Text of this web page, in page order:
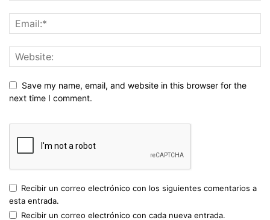
Save my name, email, and website in this browser for the
next time I comment.
Recibir un correo electrónico con los siguientes comentarios a
esta entrada.
Recibir un correo electrónico con cada nueva entrada.